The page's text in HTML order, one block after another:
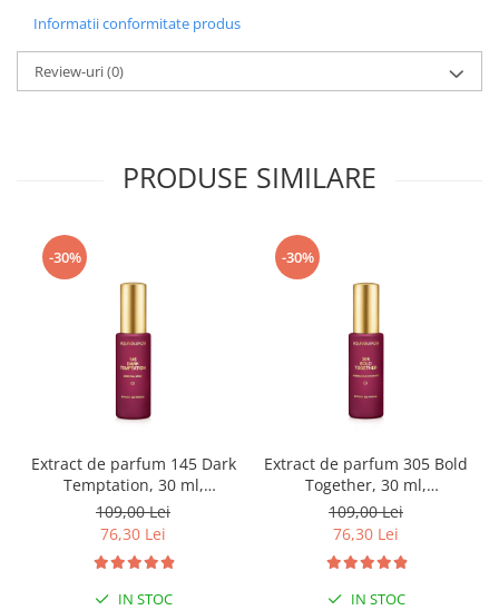
Informatii conformitate produs
Review-uri(0)
PRODUSE SIMILARE
-30%
Extract de parfum 145 Dark
Temptation, 30 ml,
Equivalenza
109,00 Lei
76,30 Lei
IN STOC
-30%
Extract de parfum 305 Bold
Together, 30 ml,
Equivalenza
109,00 Lei
76,30 Lei
IN STOC